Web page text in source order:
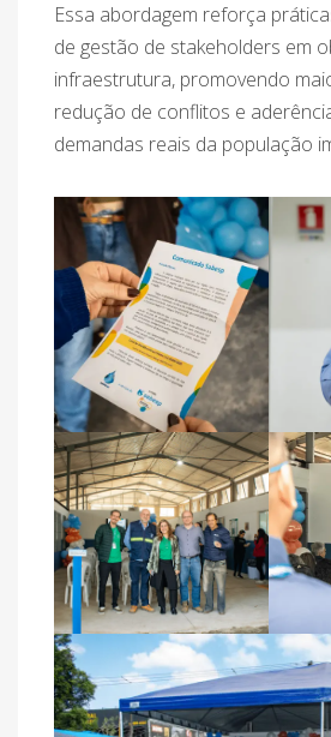
Essa abordagem reforça
de gestão de stakeholders em
infraestrutura, promovendo
redução de conflitos e
demandas reais da população